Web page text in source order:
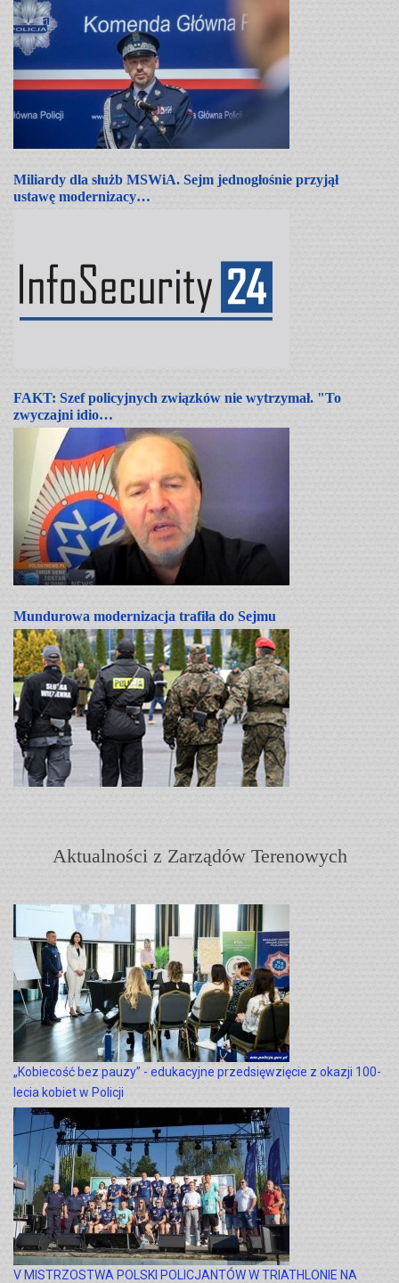
Miliardy dla służb MSWiA. Sejm jednogłośnie przyjął
ustawę modernizacy…
FAKT: Szef policyjnych związków nie wytrzymał. "To
zwyczajni idio…
Mundurowa modernizacja trafiła do Sejmu
Aktualności z Zarządów Terenowych
„Kobiecość bez pauzy” - edukacyjne przedsięwzięcie z okazji 100-
lecia kobiet w Policji
V MISTRZOSTWA POLSKI POLICJANTÓW W TRIATHLONIE NA